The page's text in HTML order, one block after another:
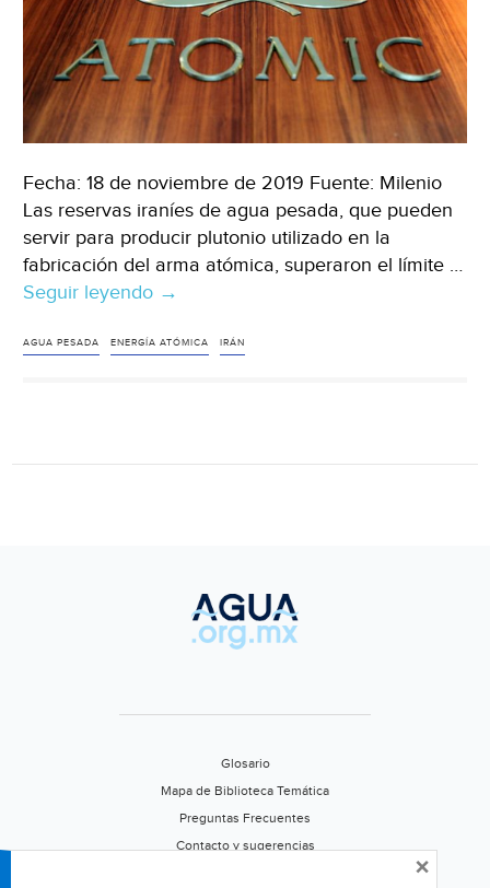
Fecha: 18 de noviembre de 2019 Fuente: Milenio
Las reservas iraníes de agua pesada, que pueden
servir para producir plutonio utilizado en la
fabricación del arma atómica, superaron el límite …
Seguir leyendo Irán
el
→
AGUA PESADA ENERGÍA ATÓMICA IRÁN
Glosario
Mapa de Biblioteca Temática
Preguntas Frecuentes
Contacto y sugerencias
×